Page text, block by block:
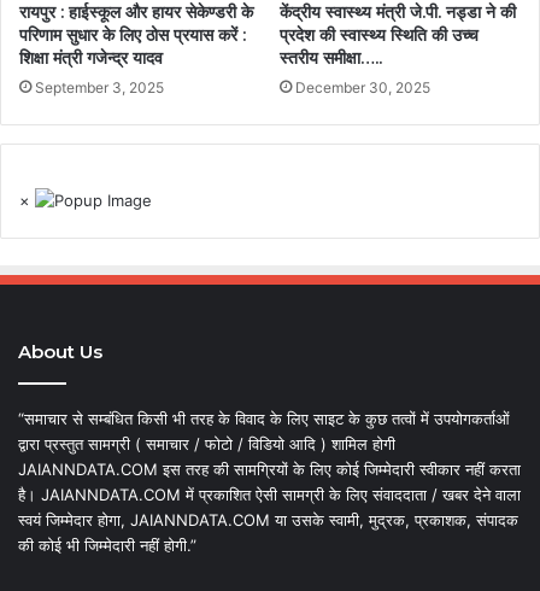
रायपुर : हाईस्कूल और हायर सेकेण्डरी के
परिणाम सुधार के लिए ठोस प्रयास करें :
शिक्षा मंत्री गजेन्द्र यादव
September 3, 2025
केंद्रीय स्वास्थ्य मंत्री जे.पी. नड्डा ने की
प्रदेश की स्वास्थ्य स्थिति की उच्च
स्तरीय समीक्षा…..
December 30, 2025
×
About Us
“समाचार से सम्बंधित किसी भी तरह के विवाद के लिए साइट के कुछ तत्वों में उपयोगकर्ताओं
द्वारा प्रस्तुत सामग्री ( समाचार / फोटो / विडियो आदि ) शामिल होगी
JAIANNDATA.COM इस तरह की सामग्रियों के लिए कोई जिम्मेदारी स्वीकार नहीं करता
है। JAIANNDATA.COM में प्रकाशित ऐसी सामग्री के लिए संवाददाता / खबर देने वाला
स्वयं जिम्मेदार होगा, JAIANNDATA.COM या उसके स्वामी, मुद्रक, प्रकाशक, संपादक
की कोई भी जिम्मेदारी नहीं होगी.”